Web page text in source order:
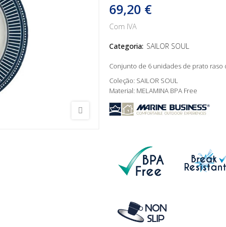
69,20 €
Com IVA
Categoria: SAILOR SOUL
Conjunto de 6 unidades de prato
Coleção: SAILOR SOUL
Material: MELAMINA BPA Free